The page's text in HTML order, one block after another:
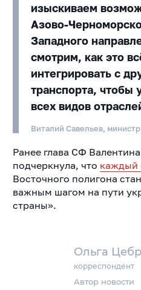
Ольга
корреспондент
Автор новости
изыскиваем
Азово-
Западного
смотрим, как это
интегрировать с
транспорта, чтобы
всех видов
Виталий Савельев,
Ранее глава СФ
подчеркнула, что каждый
Восточного полигона
важным шагом на пути
страны».